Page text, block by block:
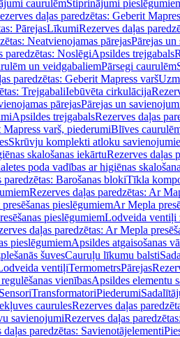
caurulēmStiprinājumi
daļas paredzētas: Geberit
PārejasLīkumiRezerves daļas
Neatvienojamas pārejasPārejas
paredzētas: NoslēgiApsildes trejgabals
un veidgabaliemPārsegi caurulēm
paredzētas: Geberit Mapress varš
TrejgabaliIebūvēta cirkulācija
pārejasPārejas un
Apsildes trejgabalsRezerves daļas
Mapress varš, piederumiBlīves
Skrūvju komplekti atloku
skalošanas iekārtuRezerves daļas
poda vadības ar higiēnas
paredzētas: Barošanas blokiTīkla
Rezerves daļas paredzētas: Ar
pieslēgumiemAr Mepla
pieslēgumiemLodveida ventiļi
daļas paredzētas: Ar Mepla
pieslēgumiemApsildes atgaisošanas
šuvesCauruļu līkumu balsti
ventiļiTermometrsPārejas
vienībasApsildes elementu
SensoriTransformatoriPiederumi
caurulesRezerves daļas
savienojumiRezerves daļas
daļas paredzētas: Savienotājelementi